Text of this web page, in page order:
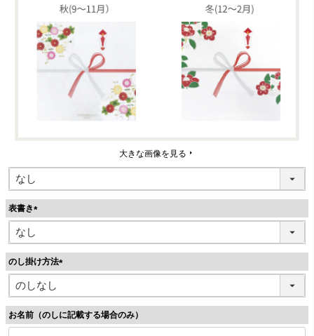
大きな画像を見る
表書き
(
必
)
のし掛け方法
(
)
お名前（のしに記載する場合のみ）